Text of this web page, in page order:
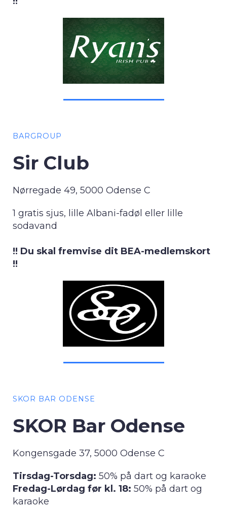
BARGROUP
Sir Club
Nørregade 49, 5000 Odense C
1 gratis sjus, lille Albani-fadøl eller lille
sodavand
!! Du skal fremvise dit BEA-medlemskort
!!
SKOR BAR ODENSE
SKOR Bar Odense
Kongensgade 37, 5000 Odense C
Tirsdag-Torsdag: 50% på dart og karaoke
Fredag-Lørdag før kl. 18: 50% på dart og
karaoke